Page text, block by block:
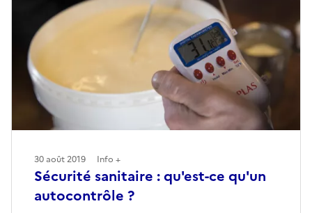
Sécurité sanitaire : qu'est-ce qu'un
autocontrôle ?
30 août 2019 Info +